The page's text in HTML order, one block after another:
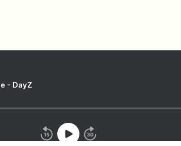
- DayZ